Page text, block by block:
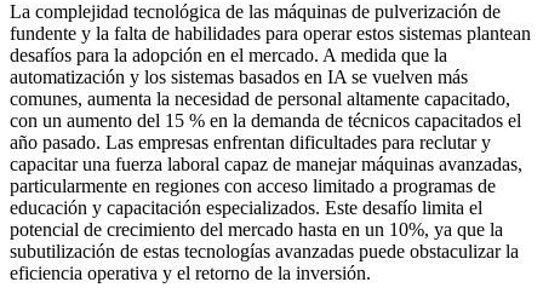
La complejidad tecnológica de las máquinas de pulverización de
fundente y la falta de habilidades para operar estos sistemas plantean
desafíos para la adopción en el mercado. A medida que la
automatización y los sistemas basados ​​en IA se vuelven más
comunes, aumenta la necesidad de personal altamente capacitado,
con un aumento del 15 % en la demanda de técnicos capacitados el
año pasado. Las empresas enfrentan dificultades para reclutar y
capacitar una fuerza laboral capaz de manejar máquinas avanzadas,
particularmente en regiones con acceso limitado a programas de
educación y capacitación especializados. Este desafío limita el
potencial de crecimiento del mercado hasta en un 10%, ya que la
subutilización de estas tecnologías avanzadas puede obstaculizar la
eficiencia operativa y el retorno de la inversión.